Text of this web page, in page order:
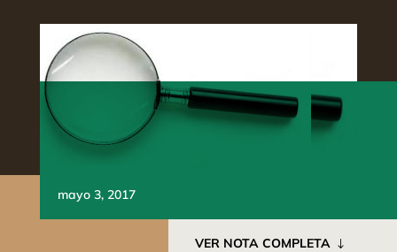
mayo 3, 2017
VER NOTA COMPLETA